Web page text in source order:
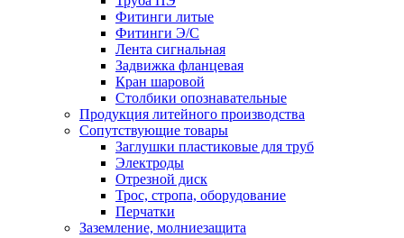
Фитинги литые
Фитинги Э/С
Лента сигнальная
Задвижка фланцевая
Кран шаровой
Столбики опознавательные
Продукция литейного производства
Сопутствующие товары
Заглушки пластиковые для труб
Электроды
Отрезной диск
Трос, стропа, оборудование
Перчатки
Заземление, молниезащита